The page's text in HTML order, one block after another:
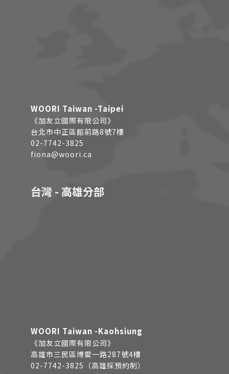
WOORI Taiwan -Taipei
《加友立國際有限公司》
台北市中正區館前路8號7樓
02-7742-3825
fiona@woori.ca
台灣 - 高雄分部
WOORI Taiwan -Kaohsiung
《加友立國際有限公司》
高雄市三民區博愛一路287號4樓
02-7742-3825（高雄採預約制）